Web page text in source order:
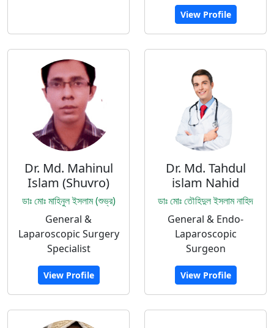
View Profile
Dr. Md. Mahinul
Islam (Shuvro)
ডাঃ মোঃ মাহিনুল ইসলাম (শুভ্র)
General &
Laparoscopic Surgery
Specialist
View Profile
Dr. Md. Tahdul
islam Nahid
ডাঃ মোঃ তৌহিদুল ইসলাম নাহিদ
General & Endo-
Laparoscopic
Surgeon
View Profile